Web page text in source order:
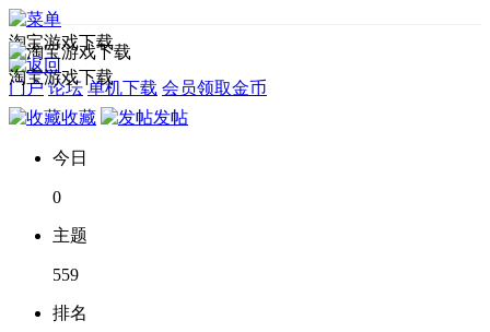
淘宝游戏下载
门户 论坛 单机下载 会员领取金币
淘宝游戏下载
收藏 发帖
今日
0
主题
559
排名